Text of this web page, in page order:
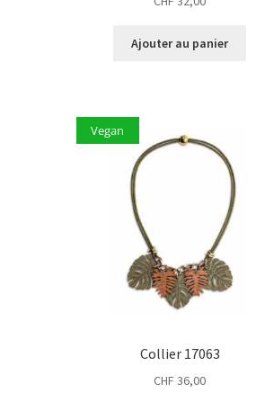
Ajouter au panier
Vegan
Collier 17063
CHF 36,00